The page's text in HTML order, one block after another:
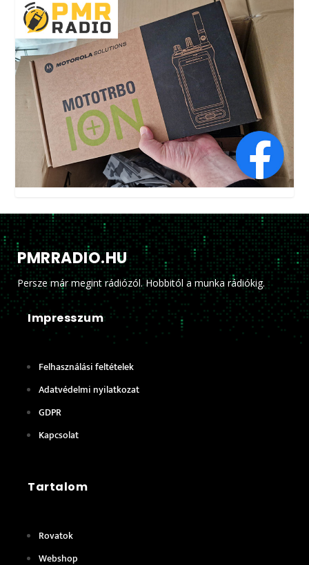
PMRRADIO.HU
Persze már megint rádiózól. Hobbitól a munka rádiókig.
Impresszum
Felhasználási feltételek
Adatvédelmi nyilatkozat
GDPR
Kapcsolat
Tartalom
Rovatok
Webshop